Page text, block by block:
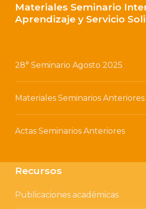
Materiales Seminario
Aprendizaje y Servicio
28° Seminario Agosto 2025
Materiales Seminarios Anteriores
Actas Seminarios Anteriores
Recursos
Publicaciones académicas